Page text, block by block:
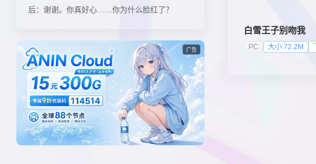
后：谢谢。你真好心……你为什么脸红了？
广告
白雪王子别吻我
PC 大小:72.2M